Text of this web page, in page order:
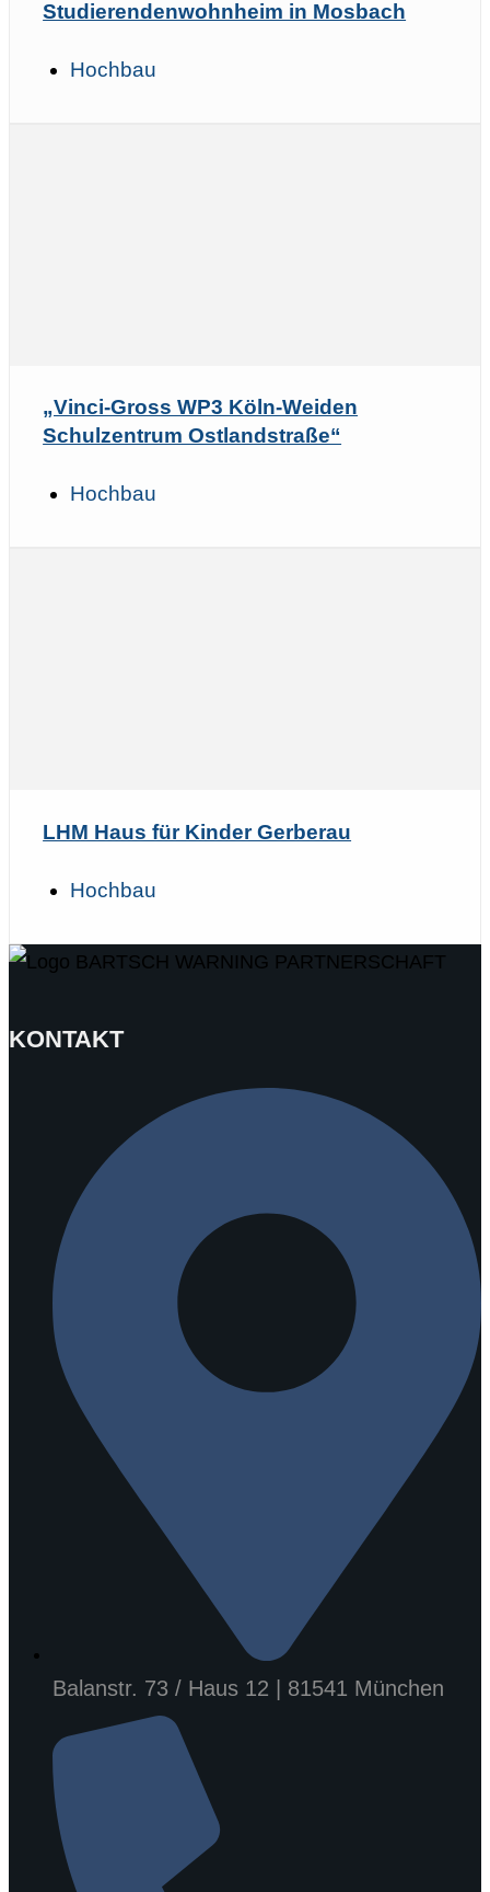
Studierendenwohnheim in Mosbach
Hochbau
„Vinci-Gross WP3 Köln-Weiden
Schulzentrum Ostlandstraße“
Hochbau
LHM Haus für Kinder Gerberau
Hochbau
KONTAKT
Balanstr. 73 / Haus 12 | 81541 München